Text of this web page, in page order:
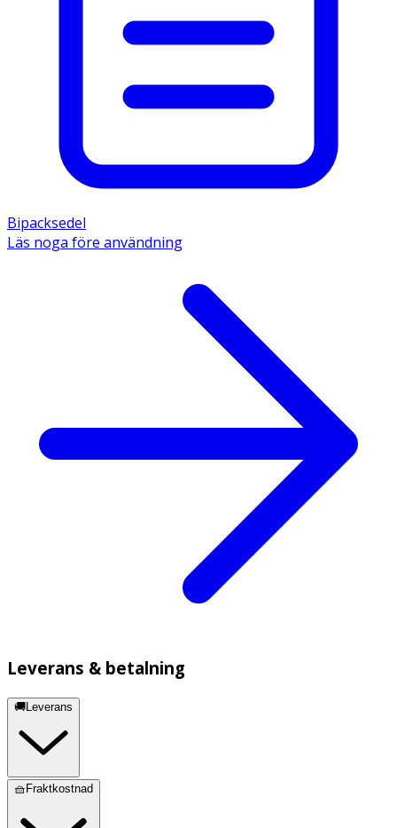
Bipacksedel
Läs noga före användning
Leverans & betalning
🚚Leverans
🧺Fraktkostnad